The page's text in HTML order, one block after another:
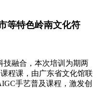
等特色岭南文化符
融合，本次培训为期两
程课，由广东省文化馆联
手艺普及课程，激发创